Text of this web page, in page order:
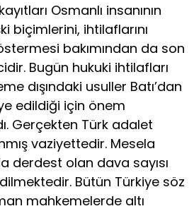
Osmanlı insanının
biçimlerini, ihtilaflarını
bakımından da son
Bugün hukuki ih­tilafları
dışındaki usuller Batı’dan
edildiği için önem
Gerçekten Türk adalet
vaziyettedir. Mesela
derdest olan dava sayısı
Bütün Türkiye söz
mahkemelerde altı